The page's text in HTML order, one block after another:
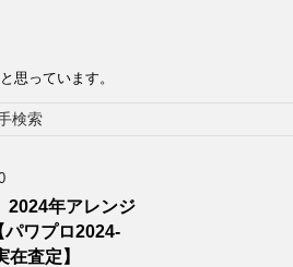
思っています。
検索
2024年アレンジ
パワプロ2024-
在査定】